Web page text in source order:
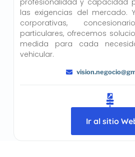
profesionalidad y capacidad
las exigencias del mercado.
corporativas,
particulares, ofrecemos
medida para cada
vehicular.
Ir al sitio